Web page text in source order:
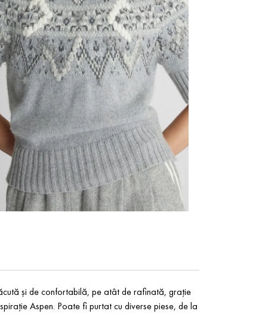
și de confortabilă, pe atât de rafinată, grație
Aspen. Poate fi purtat cu diverse piese, de la